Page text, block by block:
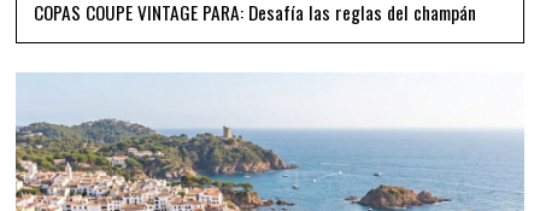
COPAS COUPE VINTAGE PARA: Desafía las reglas del champán